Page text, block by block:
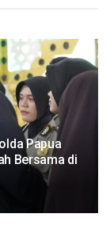
Papua
Bersama di